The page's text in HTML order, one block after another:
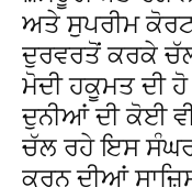
ਅਤੇ ਸੁਪਰੀਮ ਕੋਰਟ
ਦੁਰਵਰਤੋਂ ਕਰਕੇ
ਮੋਦੀ ਹਕੂਮਤ ਦੀ
ਦੁਨੀਆਂ ਦੀ ਕੋਈ
ਚੱਲ ਰਹੇ ਇਸ
ਕਰਨ ਦੀਆਂ